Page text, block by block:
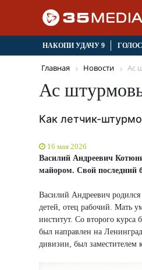
НАКОПИ УДАЧУ 9
Главная Новости Ас
Ас
Как летчик-
16 мая 2026
Василий Андреевич
майором. Свой последний
Василий Андреевич родился
детей, отец рабочий. Мать
институт. Со второго
был направлен на
дивизии, был заместителем